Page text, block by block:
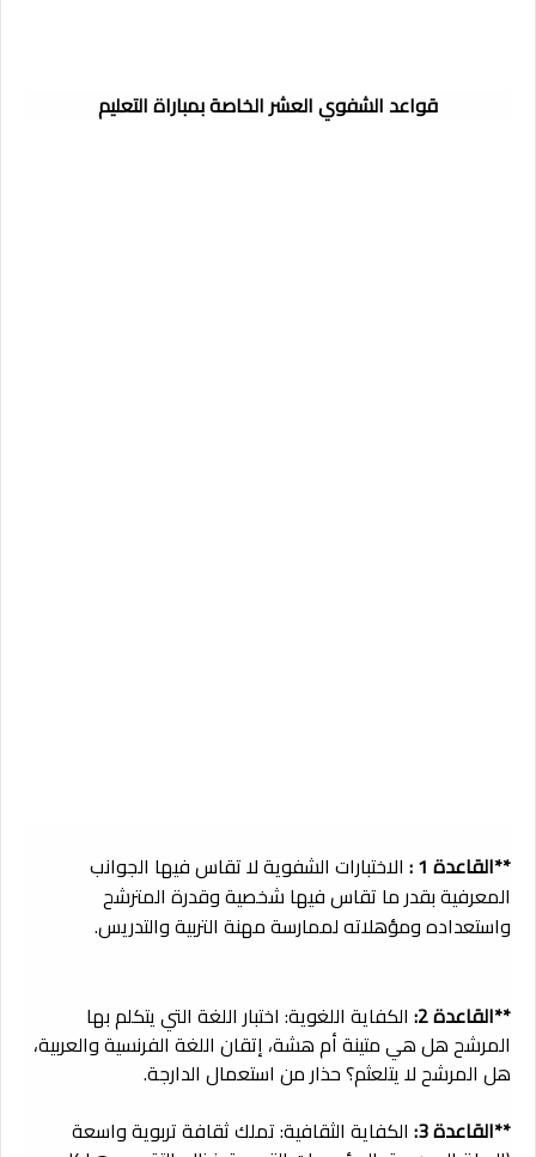
قواعد الشفوي العشر الخاصة بمباراة التعليم
**القاعدة 1 :
الاختبارات الشفوية لا تقاس فيها الجوانب
المعرفية بقدر ما تقاس فيها شخصية وقدرة المترشح
واستعداده ومؤهلاته لممارسة مهنة التربية والتدريس.
**القاعدة 2:
الكفاية اللغوية: اختبار اللغة التي يتكلم بها
المرشح هل هي متينة أم هشة، إتقان اللغة الفرنسية والعربية،
هل المرشح لا يتلعثم؟ حذار من استعمال الدارجة.
**القاعدة 3:
الكفاية الثقافية: تملك ثقافة تربوية واسعة